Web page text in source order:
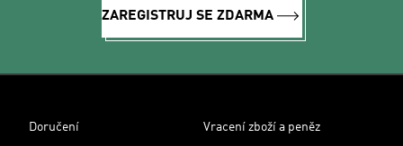
ZAREGISTRUJ SE ZDARMA
Doručení Vracení zboží a peněz